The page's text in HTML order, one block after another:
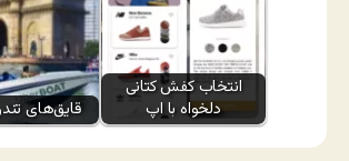
قایق‌های
انتخاب کفش کتانی
دلخواه با اپ